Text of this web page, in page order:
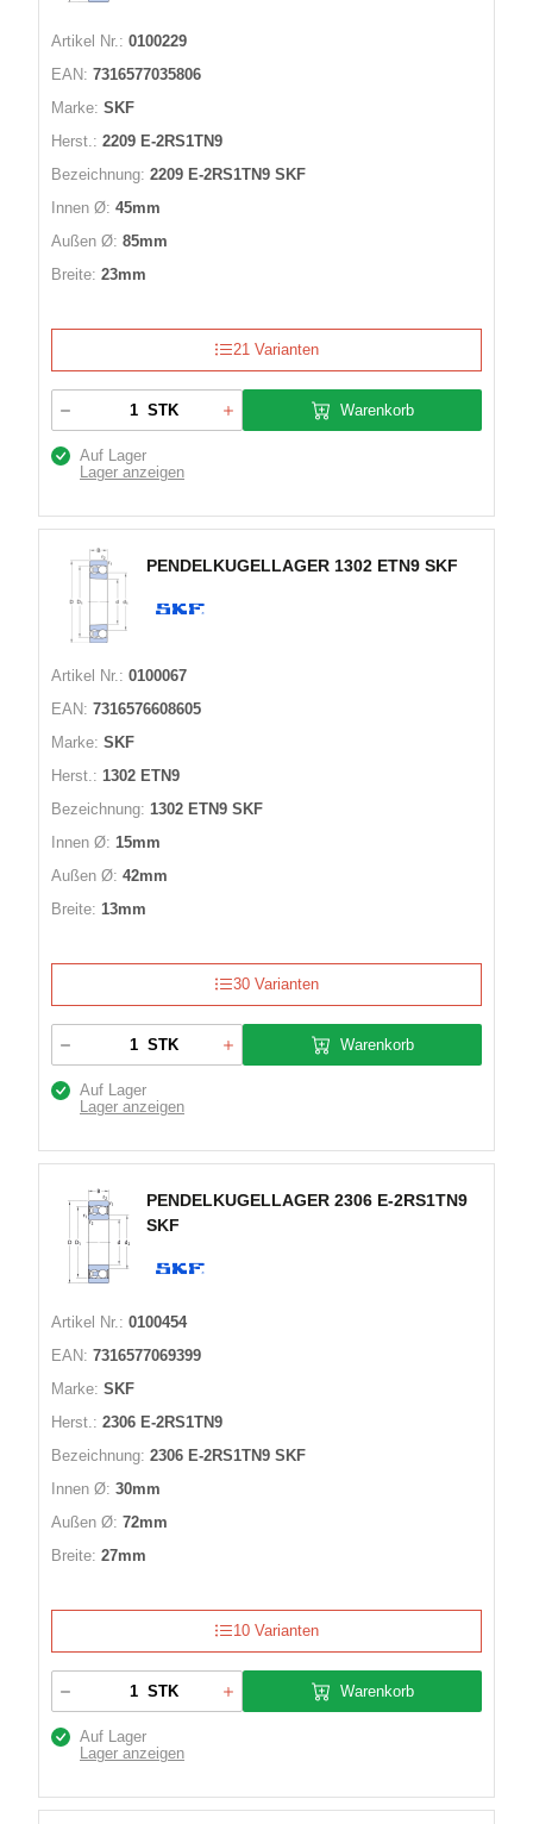
Artikel Nr.: 0100229
EAN: 7316577035806
Marke: SKF
Herst.: 2209 E-2RS1TN9
Bezeichnung: 2209 E-2RS1TN9 SKF
Innen Ø: 45mm
Außen Ø: 85mm
Breite: 23mm
21 Varianten
STK Warenkorb
Auf Lager
Lager anzeigen
PENDELKUGELLAGER 1302 ETN9 SKF
Artikel Nr.: 0100067
EAN: 7316576608605
Marke: SKF
Herst.: 1302 ETN9
Bezeichnung: 1302 ETN9 SKF
Innen Ø: 15mm
Außen Ø: 42mm
Breite: 13mm
30 Varianten
STK Warenkorb
Auf Lager
Lager anzeigen
PENDELKUGELLAGER 2306 E-2RS1TN9
SKF
Artikel Nr.: 0100454
EAN: 7316577069399
Marke: SKF
Herst.: 2306 E-2RS1TN9
Bezeichnung: 2306 E-2RS1TN9 SKF
Innen Ø: 30mm
Außen Ø: 72mm
Breite: 27mm
10 Varianten
STK Warenkorb
Auf Lager
Lager anzeigen